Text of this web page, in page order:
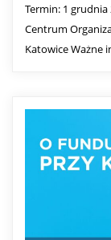
Termin: 1 grudnia
Centrum
Katowice Ważne